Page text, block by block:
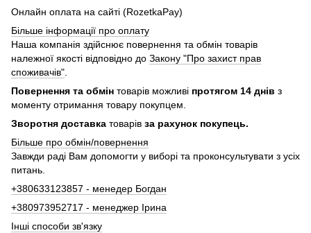
Онлайн оплата на сайті (RozetkaPay)
Більше інформації про оплату
Наша компанія здійснює повернення та обмін товарів
належної якості відповідно до Закону "Про захист прав
споживачів"
Повернення та обмін товарів можливі протягом 14 днів з
моменту отримання товару покупцем.
Зворотня доставка товарів за рахунок покупець.
Більше про обмін/повернення
Завжди раді Вам допомогти у виборі та проконсультувати з усіх
питань.
+380633123857 - менедер Богдан
+380973952717 - менеджер Ірина
Інші способи зв'язку